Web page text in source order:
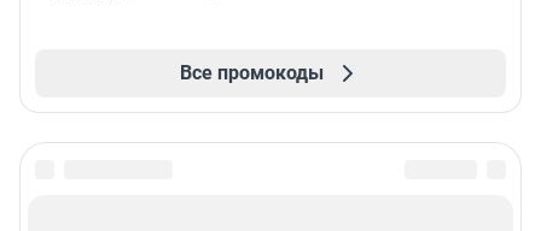
Все промокоды